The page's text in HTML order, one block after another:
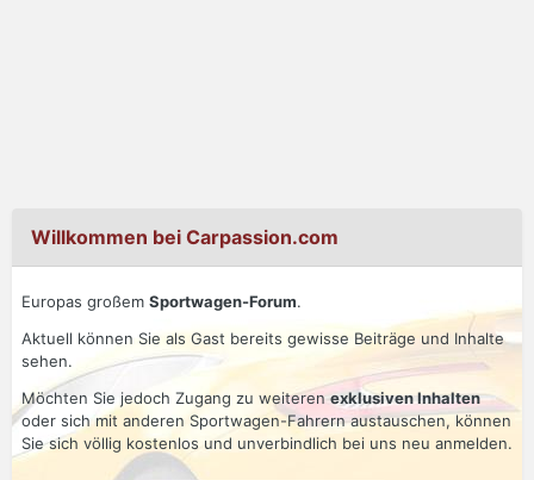
Willkommen bei Carpassion.com
Europas großem Sportwagen-Forum.
Aktuell können Sie als Gast bereits gewisse Beiträge und Inhalte
sehen.
Möchten Sie jedoch Zugang zu weiterenexklusiven Inhalten
oder sich mit anderen Sportwagen-Fahrern austauschen, können
Sie sich völlig kostenlos und unverbindlich bei uns neu anmelden.